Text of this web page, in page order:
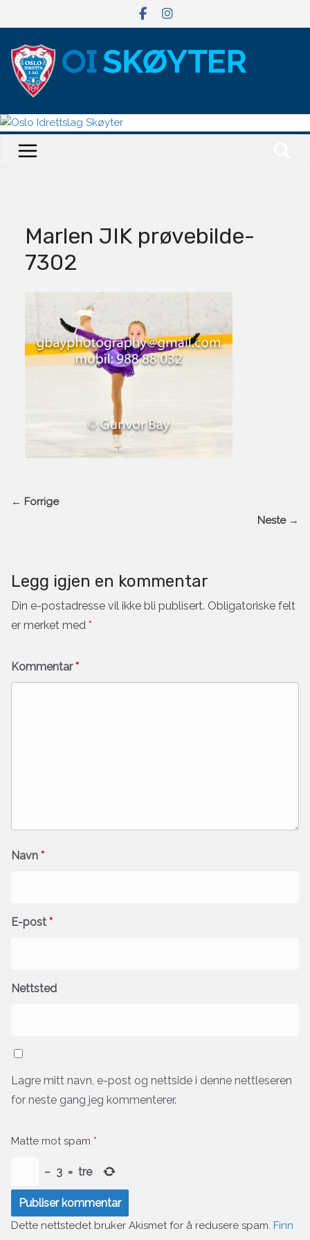
Marlen JIK prøvebilde-
7302
← Forrige
Neste →
Legg igjen en kommentar
Din e-postadresse vil ikke bli publisert. Obligatoriske felt
er merket med *
Kommentar*
Navn *
E-post *
Nettsted
Lagre mitt navn, e-post og nettside i denne nettleseren
for neste gang jeg kommenterer.
Matte mot spam *
− 3 = tre
Dette nettstedet bruker Akismet for å redusere spam. Finn